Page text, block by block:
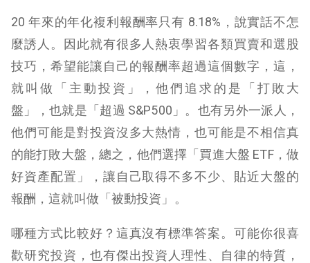
20 年來的年化複利報酬率只有 8.18%，說實話不怎
麼誘人。因此就有很多人熱衷學習各類買賣和選股
技巧，希望能讓自己的報酬率超過這個數字，這，
就叫做「主動投資」，他們追求的是「打敗大
盤」，也就是「超過 S&P500」。 也有另外一派人，
他們可能是對投資沒多大熱情，也可能是不相信真
的能打敗大盤，總之，他們選擇「買進大盤 ETF，做
好資產配置」，讓自己取得不多不少、貼近大盤的
報酬，這就叫做「被動投資」。
哪種方式比較好？這真沒有標準答案。可能你很喜
歡研究投資，也有傑出投資人理性、自律的特質，